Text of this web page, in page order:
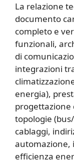
La relazione
documento
completo e
funzionali,
di
integrazioni
energia),
progettazione
topologie
cablaggi,
automazione,
efficienza